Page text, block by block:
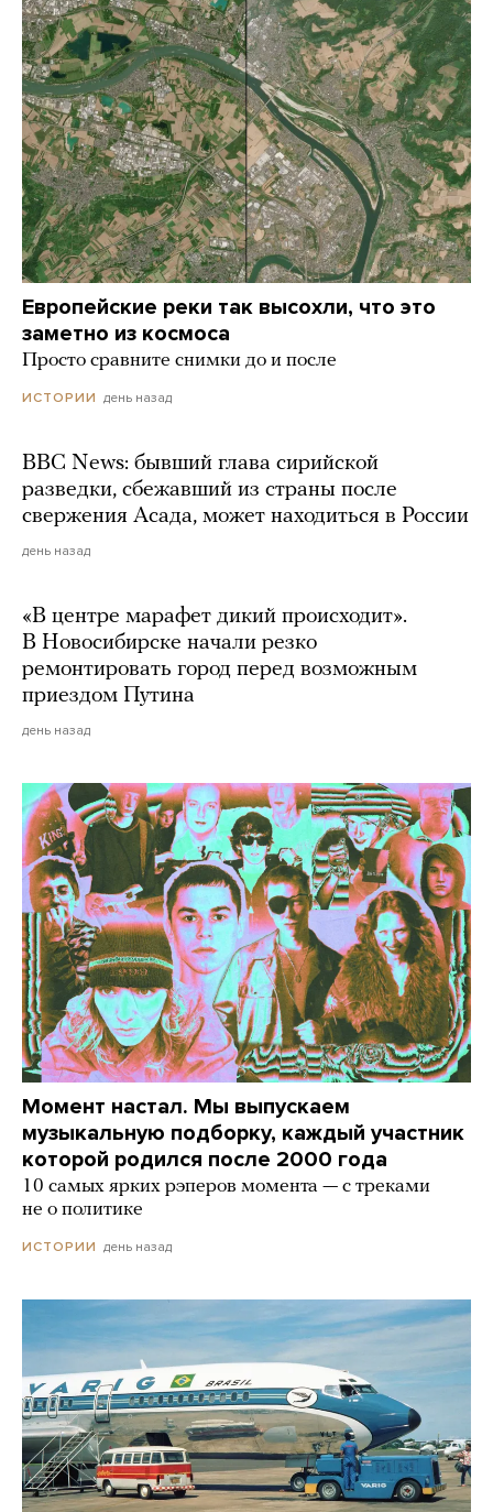
Европейские реки так высохли, что это
заметно из космоса
Просто сравните снимки до и после
ИСТОРИИ день назад
BBC News: бывший глава сирийской
разведки, сбежавший из страны после
свержения Асада, может находиться в России
день назад
«В центре марафет дикий происходит».
В Новосибирске начали резко
ремонтировать город перед возможным
приездом Путина
день назад
Момент настал. Мы выпускаем
музыкальную подборку, каждый участник
которой родился после 2000 года
10 самых ярких рэперов момента — с треками
не о политике
ИСТОРИИ день назад